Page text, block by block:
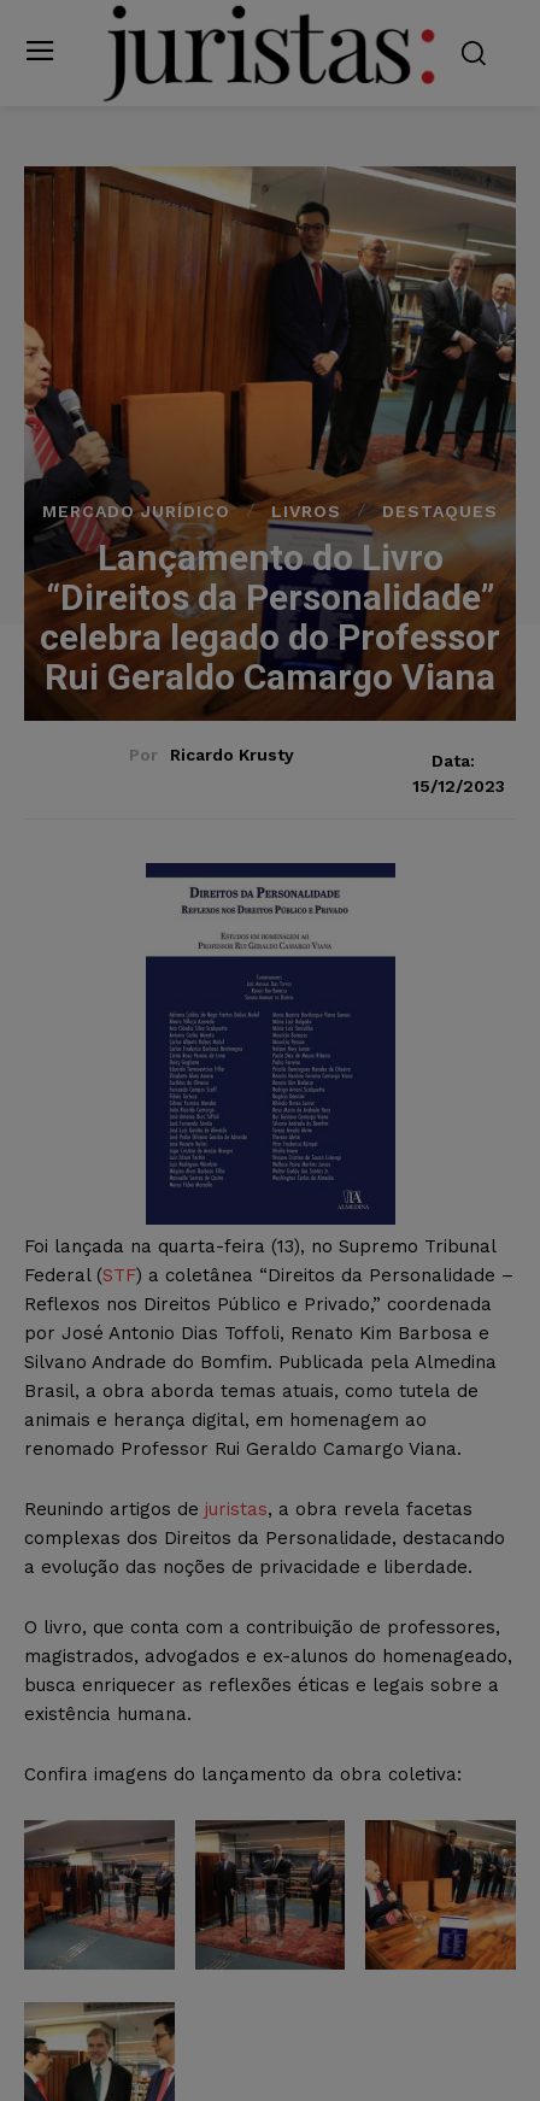
MERCADO JURÍDICO LIVROS DESTAQUES
Lançamento do Livro
“Direitos da Personalidade”
celebra legado do Professor
Rui Geraldo Camargo Viana
Por Ricardo Krusty
Data:
15/12/2023
Foi lançada na quarta-feira (13), no Supremo Tribunal
Federal (STF) a coletânea “Direitos da Personalidade –
Reflexos nos Direitos Público e Privado,” coordenada
por José Antonio Dias Toffoli, Renato Kim Barbosa e
Silvano Andrade do Bomfim. Publicada pela Almedina
Brasil, a obra aborda temas atuais, como tutela de
animais e herança digital, em homenagem ao
renomado Professor Rui Geraldo Camargo Viana.
Reunindo artigos de juristas, a obra revela facetas
complexas dos Direitos da Personalidade, destacando
a evolução das noções de privacidade e liberdade.
O livro, que conta com a contribuição de professores,
magistrados, advogados e ex-alunos do homenageado,
busca enriquecer as reflexões éticas e legais sobre a
existência humana.
Confira imagens do lançamento da obra coletiva: